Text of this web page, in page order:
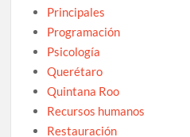
Principales
Programación
Psicología
Querétaro
Quintana Roo
Recursos humanos
Restauración